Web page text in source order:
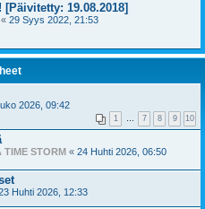
19.08.2018]
« 29 Syys 2022, 21:53
2026, 09:42
1 … 7 8 9 10
TIME STORM « 24 Huhti 2026, 06:50
Huhti 2026, 12:33